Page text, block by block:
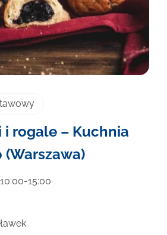
i rogale – Kuchnia
10:00-15:00